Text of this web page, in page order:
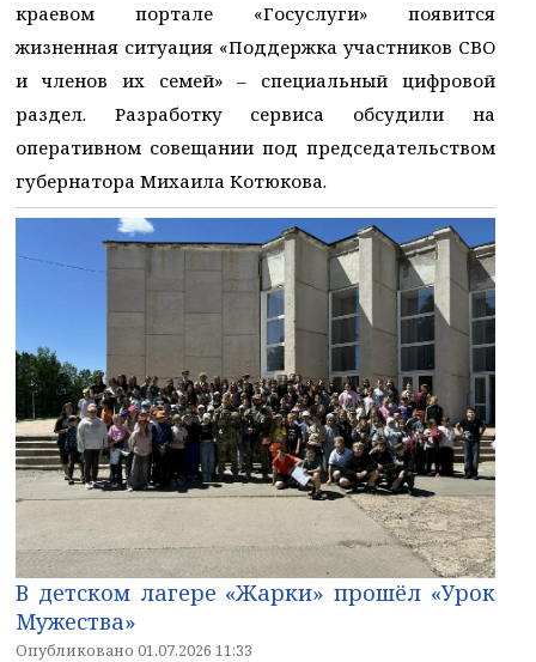
краевом портале «Госуслуги» появится
жизненная ситуация «Поддержка участников СВО
и членов их семей» – специальный цифровой
раздел. Разработку сервиса обсудили на
оперативном совещании под председательством
губернатора Михаила Котюкова.
В детском лагере «Жарки» прошёл «Урок
Мужества»
Опубликовано 01.07.2026 11:33